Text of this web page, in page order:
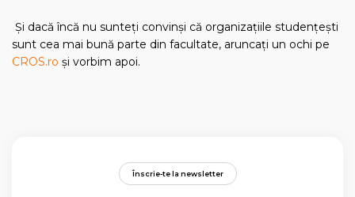
Și dacă încă nu sunteți convinși că organizațiile studențești
sunt cea mai bună parte din facultate, aruncați un ochi pe
CROS.ro și vorbim apoi.
Înscrie-te la newsletter